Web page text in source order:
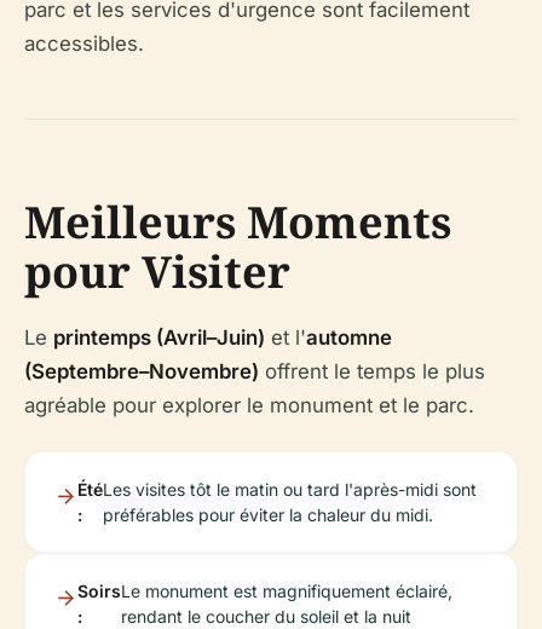
parc et les services d'urgence sont facilement
accessibles.
Meilleurs Moments
pour Visiter
Le printemps (Avril–Juin) et l'automne
(Septembre–Novembre) offrent le temps le plus
agréable pour explorer le monument et le parc.
Été
:
Les visites tôt le matin ou tard l'après-midi sont
préférables pour éviter la chaleur du midi.
Soirs
:
Le monument est magnifiquement éclairé,
rendant le coucher du soleil et la nuit